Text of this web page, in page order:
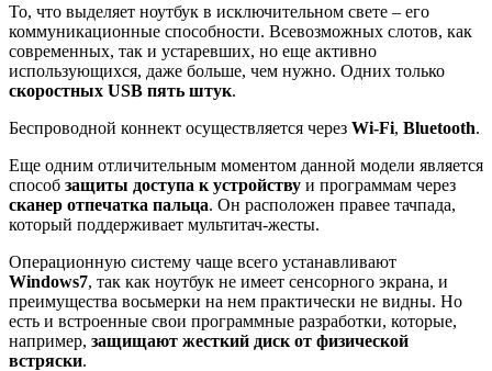
То, что выделяет ноутбук в исключительном свете – его
коммуникационные способности. Всевозможных слотов, как
современных, так и устаревших, но еще активно
использующихся, даже больше, чем нужно. Одних только
скоростных USB пять штук.
Беспроводной коннект осуществляется через Wi-Fi, Bluetooth.
Еще одним отличительным моментом данной модели является
способ защиты доступа к устройству и программам через
сканер отпечатка пальца. Он расположен правее тачпада,
который поддерживает мультитач-жесты.
Операционную систему чаще всего устанавливают
Windows7, так как ноутбук не имеет сенсорного экрана, и
преимущества восьмерки на нем практически не видны. Но
есть и встроенные свои программные разработки, которые,
например, защищают жесткий диск от физической
встряски.